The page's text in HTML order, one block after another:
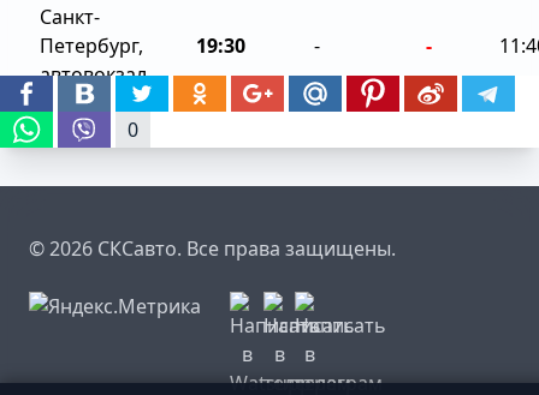
Санкт-
Петербург,
автовокзал
19:30 - -
0
© 2026 СКСавто. Все права защищены.